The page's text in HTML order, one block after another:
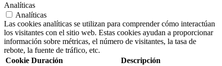
Analíticas
Analíticas
Las cookies analíticas se utilizan para comprender cómo interactúan
los visitantes con el sitio web. Estas cookies ayudan a proporcionar
información sobre métricas, el número de visitantes, la tasa de
rebote, la fuente de tráfico, etc.
Cookie Duración Descripción